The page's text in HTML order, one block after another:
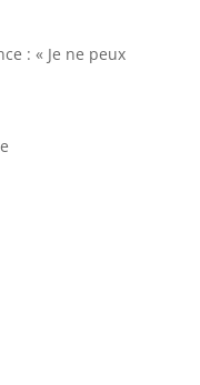
: « Je ne peux